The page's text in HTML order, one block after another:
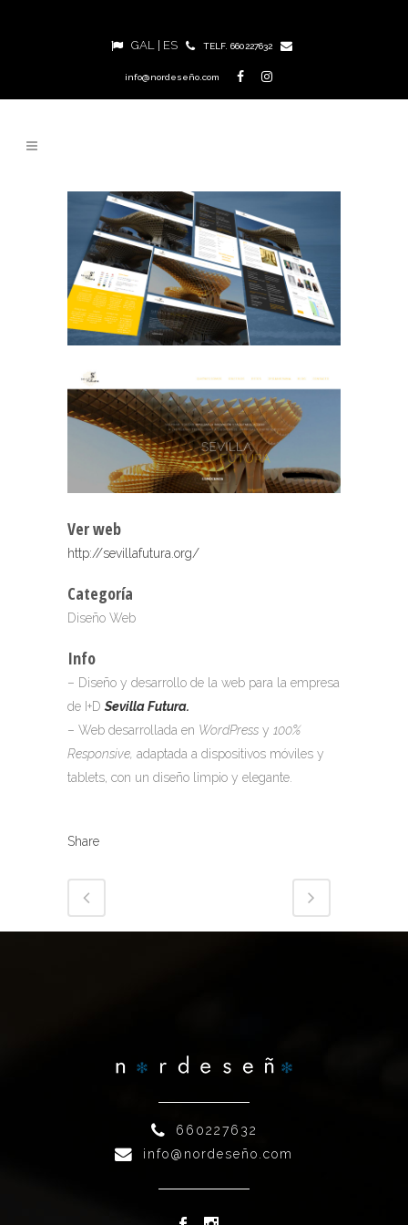
GAL| ES TELF. 660227632
info@nordeseño.com
Ver web
http://sevillafutura.org/
Categoría
Diseño Web
Info
– Diseño y desarrollo de la web para la empresa
de I+D Sevilla Futura.
– Web desarrollada en WordPress y 100%
Responsive, adaptada a dispositivos móviles y
tablets, con un diseño limpio y elegante.
Share
660227632
info@nordeseño.com